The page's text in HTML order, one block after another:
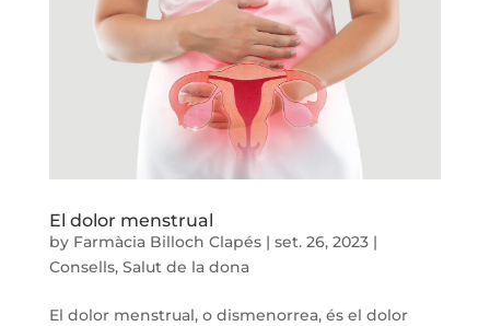
El dolor menstrual
by Farmàcia Billoch Clapés| set. 26, 2023|
Consells, Salut de la dona
El dolor menstrual, o dismenorrea, és el dolor